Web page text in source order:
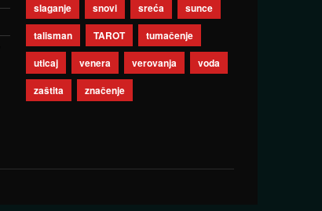
slaganje
snovi sreća
sunce
talisman
TAROT
tumačenje
uticaj
venera verovanja
voda
zaštita
značenje